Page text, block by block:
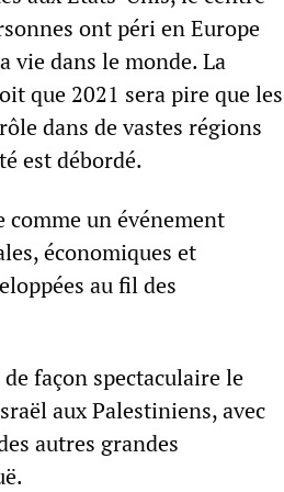
ont péri en Europe
vie dans le monde. La
que 2021 sera pire que les
dans de vastes régions
est débordé.
comme un événement
économiques et
au fil des
façon spectaculaire le
aux Palestiniens, avec
autres grandes